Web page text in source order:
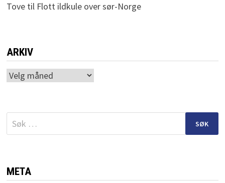
Tovetil Flott ildkule over sør-Norge
ARKIV
Arkiv
Søk
etter:
META